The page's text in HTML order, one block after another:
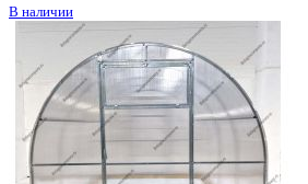
В наличии